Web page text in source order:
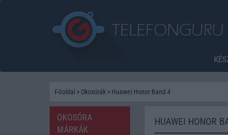
Főoldal > Okosórák > Huawei Honor Band 4
HUAWEI HONOR
OKOSÓRA
MÁRKÁK